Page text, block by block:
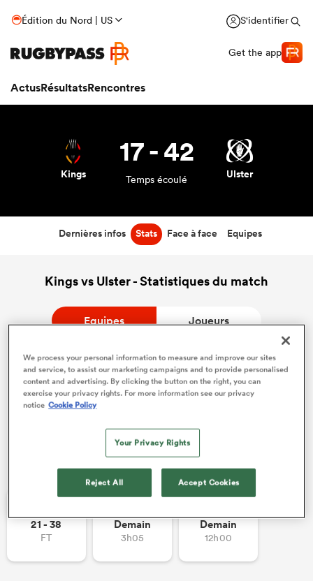
Édition du Nord | US S'identifier
Get the app
ActusRésultatsRencontres
Kings
17-42
Temps écoulé Ulster
Dernières infos Stats Face à face Equipes
Kings vs Ulster - Statistiques du match
Equipes Joueurs
Autres rencontres
21 - 38
FT
Demain
3h05
Demain
12h00
We process your personal information to measure and improve our sites
and service, to assist our marketing campaigns and to provide personalised
content and advertising. By clicking the button on the right, you can
exercise your privacy rights. For more information see our privacy
notice Cookie Policy
Your Privacy Rights
Reject All Accept Cookies